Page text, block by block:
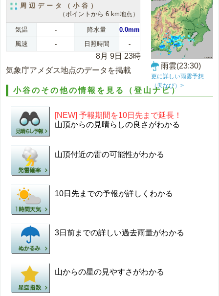
周辺データ（小谷）
（ポイントから 6 km地点）
気温 - 降水量
0.0mm
風速
- 日照時間 -
8月 9日 23時
気象庁アメダス地点のデータを掲載
雨雲(23:30)
更に詳しい雨雲予想
（天なび）>
小谷のその他の情報を見る（登山ナビ）
[NEW] 予報期間を10日先まで延長！
山頂からの見晴らしの良さがわかる
山頂付近の雷の可能性がわかる
10日先までの予報が詳しくわかる
3日前までの詳しい過去雨量がわかる
山からの星の見やすさがわかる